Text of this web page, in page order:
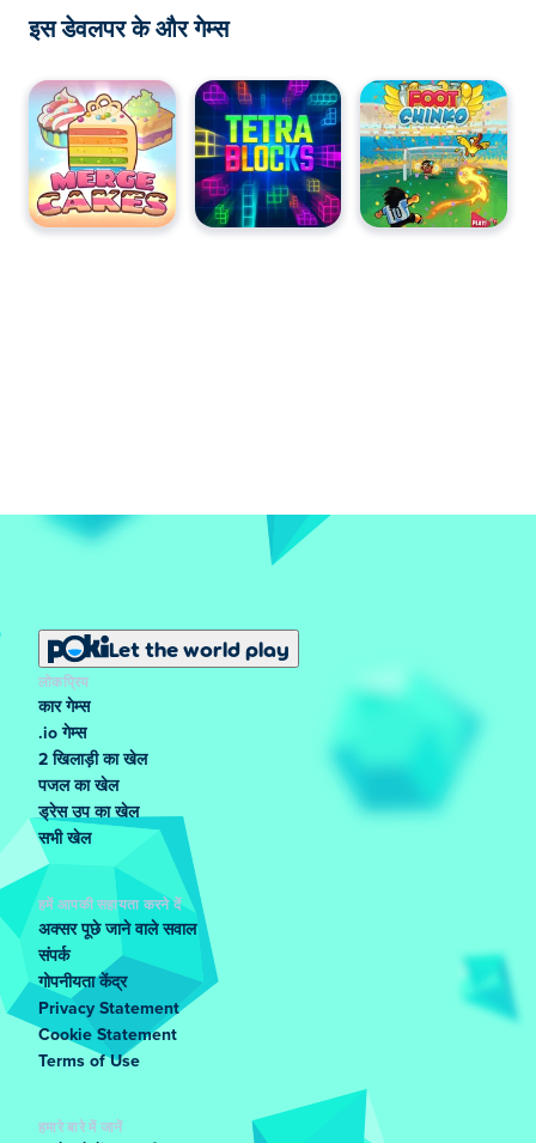
इस डेवलपर के और गेम्स
Let the world play
लोकप्रिय
कार गेम्स
.io गेम्स
2 खिलाड़ी का खेल
पजल का खेल
ड्रेस उप का खेल
सभी खेल
हमें आपकी सहायता करने दें
अक्सर पूछे जाने वाले सवाल
संपर्क
गोपनीयता केंद्र
Privacy Statement
Cookie Statement
Terms of Use
हमारे बारे में जानें